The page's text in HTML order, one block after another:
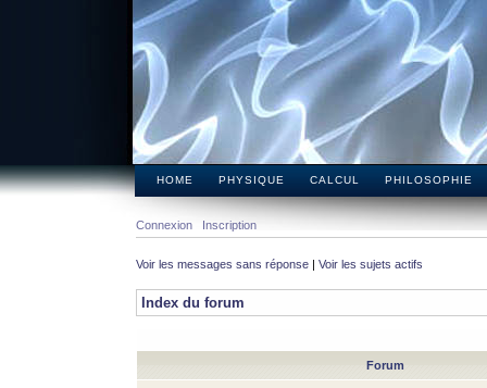
HOME PHYSIQUE CALCUL PHILOSOPHIE
Connexion Inscription
Voir les messages sans réponse | Voir les sujets actifs
Index du forum
Forum